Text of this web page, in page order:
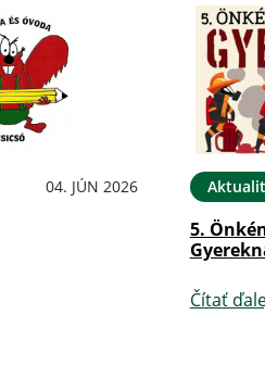
04. JÚN 2026
5.
Čítať